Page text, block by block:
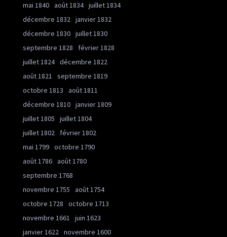
mai 1840 août 1834 juillet 1834
décembre 1832 janvier 1832
décembre 1830 juillet 1830
septembre 1828
février 1828
juillet 1824 décembre 1822
août 1821
septembre 1819
octobre 1813
août 1811
décembre 1810 janvier 1809
juillet 1805
juillet 1804
juillet 1802
février 1802
mai 1799 octobre 1790
août 1786 août 1780
septembre 1768
novembre 1755
août 1754
octobre 1728
octobre 1713
novembre 1661
juin 1623
janvier 1622 novembre 1600